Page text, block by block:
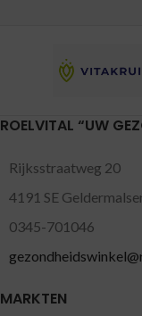
ROELVITAL “UW
Rijksstraatweg 20
4191 SE
0345-701046
MARKTEN